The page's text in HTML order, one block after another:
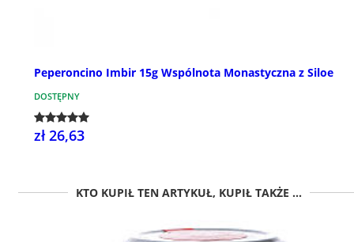
Peperoncino Imbir 15g Wspólnota Monastyczna z Siloe
DOSTĘPNY
zł 26,63
KTO KUPIŁ TEN ARTYKUŁ, KUPIŁ TAKŻE ...